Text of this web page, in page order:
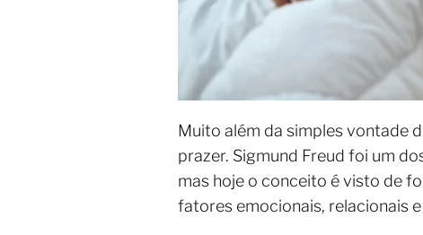
Muito além da simples vontade
prazer. Sigmund Freud foi um
mas hoje o conceito é visto de
fatores emocionais, relacionais